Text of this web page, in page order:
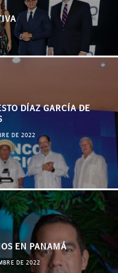
DÍAZ GARCÍA DE
DE 2022
EN PANAMÁ
DE 2022